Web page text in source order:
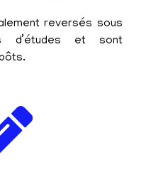
reversés sous
d’études et sont